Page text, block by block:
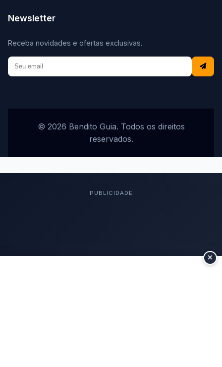
Newsletter
Receba novidades e ofertas exclusivas.
© 2026 Bendito Guia. Todos os direitos
reservados.